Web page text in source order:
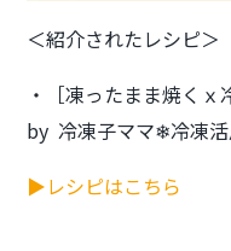
＜紹介されたレシピ＞
・［凍ったまま焼く
by 冷凍子ママ❄︎冷凍
▶レシピはこちら